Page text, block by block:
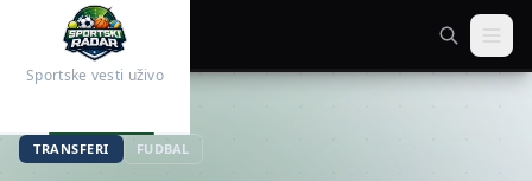
Sportske vesti uživo
TRANSFERI FUDBAL